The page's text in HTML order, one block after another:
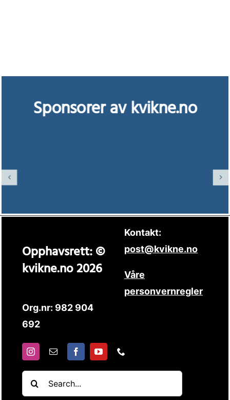
Sponsorer av kvikne.no
Opphavsrett: ©
kvikne.no 2026
Org.nr: 982 904
692
Kontakt:
post@kvikne.no
Våre
personvernregler
Søk
etter: